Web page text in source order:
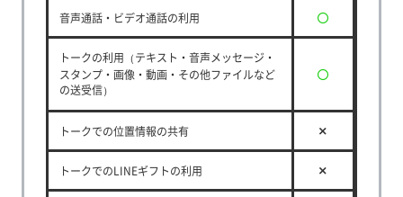
音声通話・ビデオ通話の利用
トークの利用（テキスト・音声メッセージ・
スタンプ・画像・動画・その他ファイルなど
の送受信）
トークでの位置情報の共有
トークでのLINEギフトの利用